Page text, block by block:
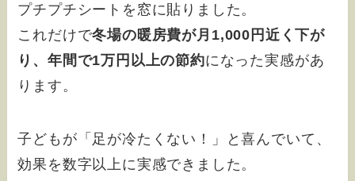
プチプチシートを窓に貼りました。
これだけで冬場の暖房費が月1,000円近く下が
り、年間で1万円以上の節約になった実感があ
ります。
子どもが「足が冷たくない！」と喜んでいて、
効果を数字以上に実感できました。